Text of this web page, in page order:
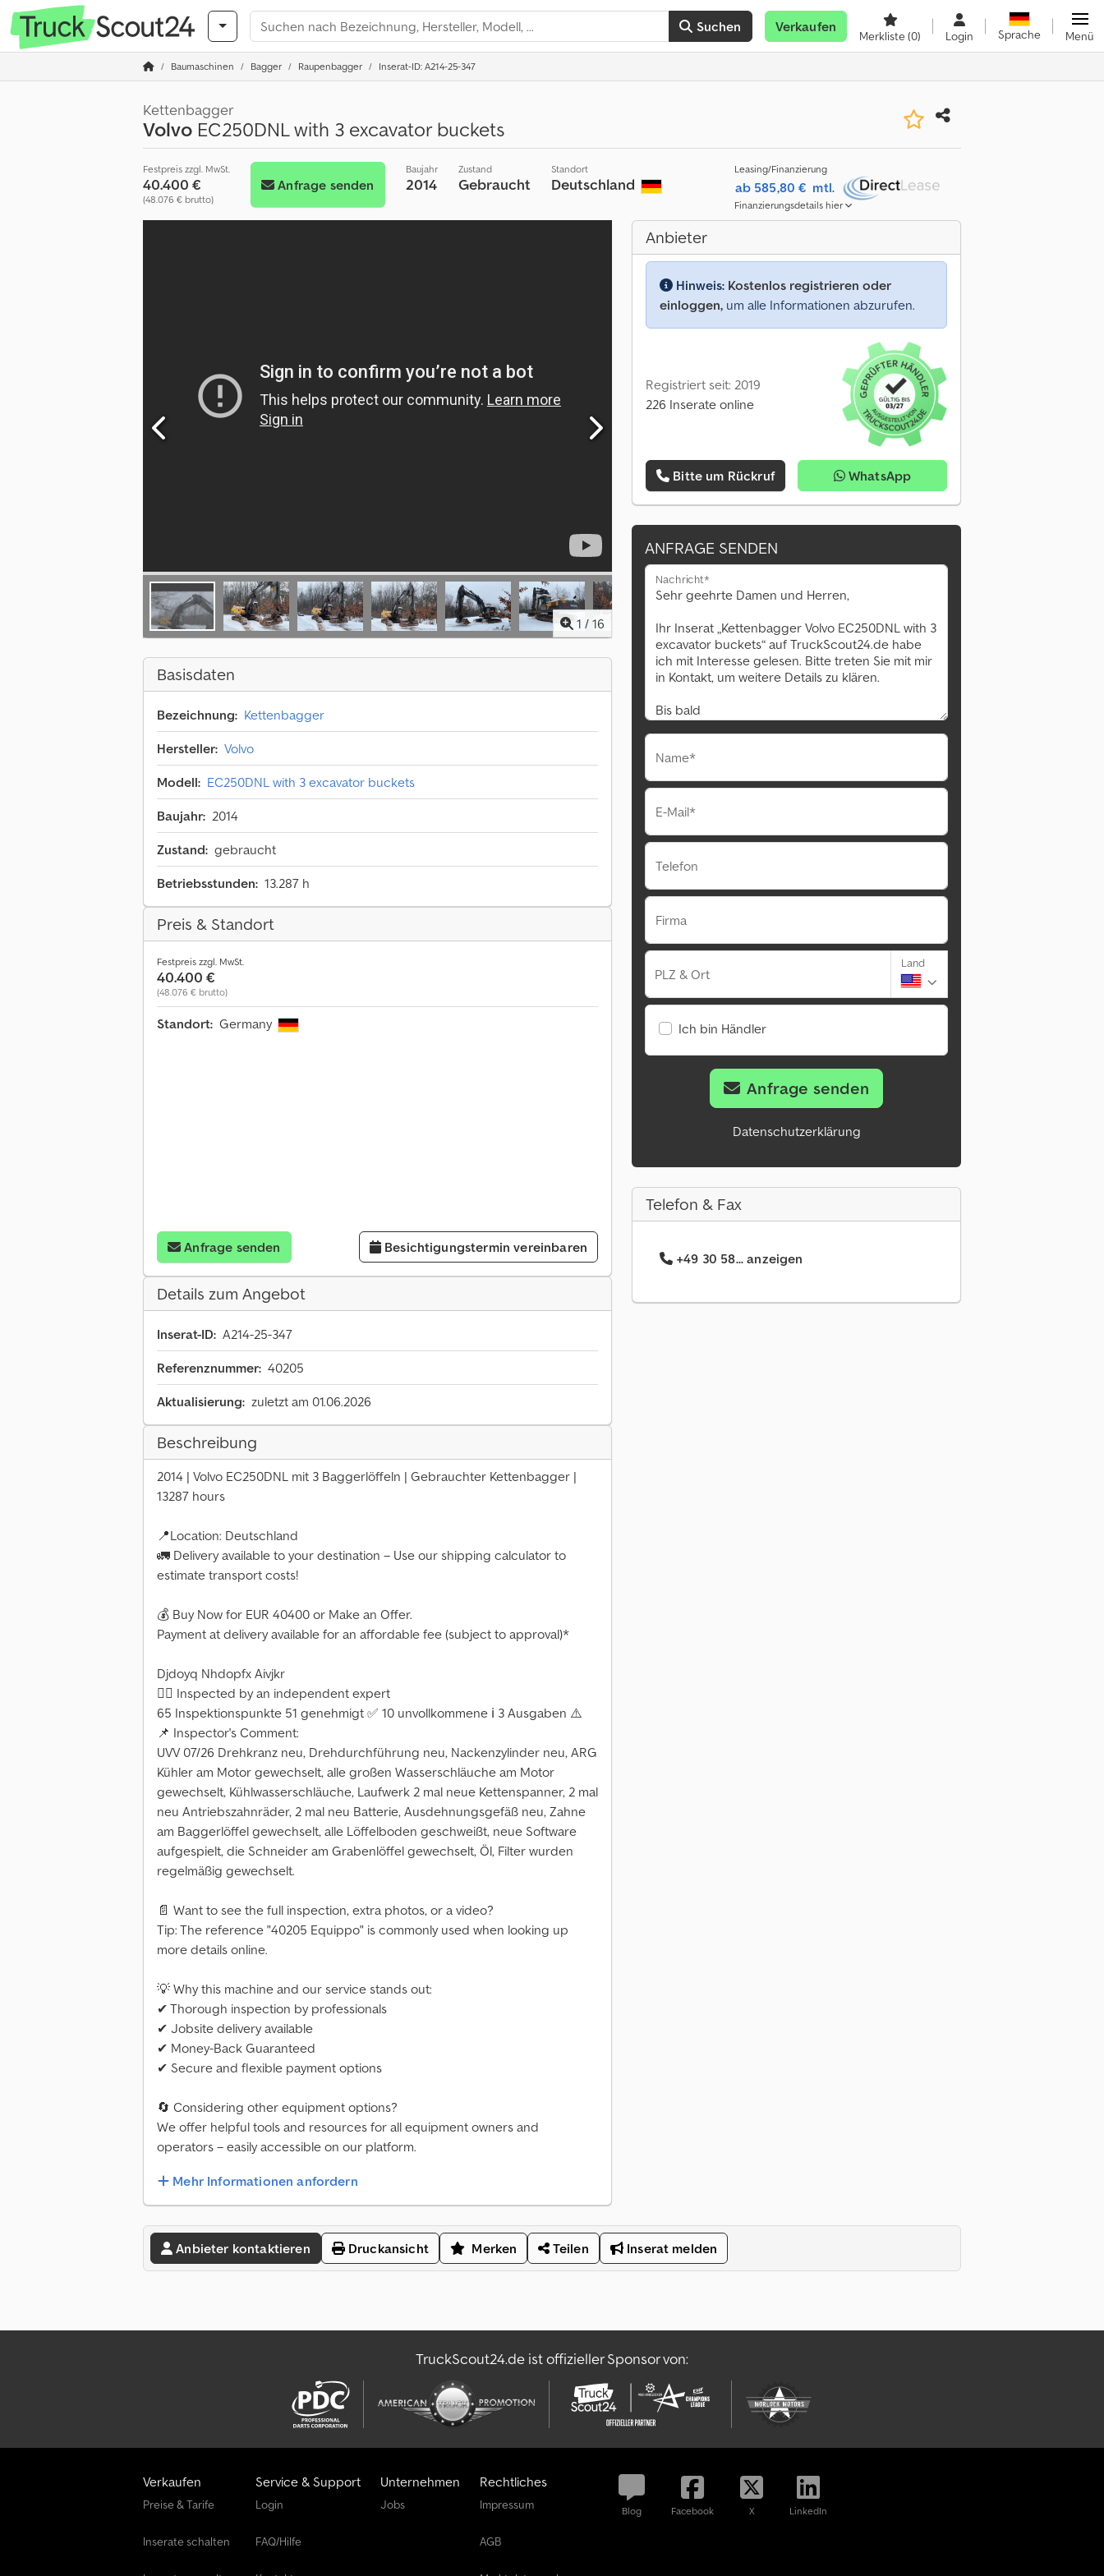
Suchen Verkaufen
Merkliste(0) Login Sprache Menü
Baumaschinen Bagger Raupenbagger Inserat-ID: A214-25-347
Kettenbagger
Volvo EC250DNL with 3 excavator buckets
Festpreis zzgl. MwSt.
40.400 €
(48.076 € brutto)
Anfrage senden
Baujahr
2014
Zustand
Gebraucht
Standort
Deutschland
Leasing/Finanzierung
ab 585,80 € mtl.
Finanzierungsdetails hier
1 / 16
Basisdaten
Bezeichnung: Kettenbagger
Hersteller: Volvo
Modell: EC250DNL with 3 excavator buckets
Baujahr: 2014
Zustand: gebraucht
Betriebsstunden: 13.287 h
Preis & Standort
Festpreis zzgl. MwSt.
40.400 €
(48.076 € brutto)
Standort: Germany
Anfrage senden Besichtigungstermin vereinbaren
Details zum Angebot
Inserat-ID: A214-25-347
Referenznummer: 40205
Aktualisierung: zuletzt am 01.06.2026
Beschreibung
2014 | Volvo EC250DNL mit 3 Baggerlöffeln | Gebrauchter Kettenbagger |
13287 hours
📍Location: Deutschland
🚛 Delivery available to your destination – Use our shipping calculator to
estimate transport costs!
💰 Buy Now for EUR 40400 or Make an Offer.
Payment at delivery available for an affordable fee (subject to approval)*
Djdoyq Nhdopfx Aivjkr
👷‍♂️ Inspected by an independent expert
65 Inspektionspunkte 51 genehmigt ✅ 10 unvollkommene ℹ️ 3 Ausgaben ⚠️
📌 Inspector's Comment:
UVV 07/26 Drehkranz neu, Drehdurchführung neu, Nackenzylinder neu, ARG
Kühler am Motor gewechselt, alle großen Wasserschläuche am Motor
gewechselt, Kühlwasserschläuche, Laufwerk 2 mal neue Kettenspanner, 2 mal
neu Antriebszahnräder, 2 mal neu Batterie, Ausdehnungsgefäß neu, Zahne
am Baggerlöffel gewechselt, alle Löffelboden geschweißt, neue Software
aufgespielt, die Schneider am Grabenlöffel gewechselt, Öl, Filter wurden
regelmäßig gewechselt.
📄 Want to see the full inspection, extra photos, or a video?
Tip: The reference "40205 Equippo" is commonly used when looking up
more details online.
💡 Why this machine and our service stands out:
✔ Thorough inspection by professionals
✔ Jobsite delivery available
✔ Money-Back Guaranteed
✔ Secure and flexible payment options
🔄 Considering other equipment options?
We offer helpful tools and resources for all equipment owners and
operators – easily accessible on our platform.
Mehr Informationen anfordern
Anbieter
Hinweis: Kostenlos registrieren oder
einloggen, um alle Informationen abzurufen.
Registriert seit: 2019
226 Inserate online
Bitte um Rückruf WhatsApp
ANFRAGE SENDEN
Nachricht*
Name*
E-Mail*
Telefon
Firma
PLZ & Ort
Land
Ich bin Händler
Anfrage senden
Datenschutzerklärung
Telefon & Fax
+49 30 58... anzeigen
Anbieter kontaktieren Druckansicht Merken Teilen Inserat melden
TruckScout24.de ist offizieller Sponsor von:
Verkaufen
Preise & Tarife
Inserate schalten
Service & Support
Login
FAQ/Hilfe
Unternehmen
Jobs
Rechtliches
Impressum
AGB
Blog Facebook X LinkedIn